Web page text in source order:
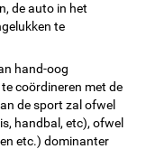
de auto in het
te
hand-oog
coördineren met de
de sport zal ofwel
handbal, etc), ofwel
etc.) dominanter